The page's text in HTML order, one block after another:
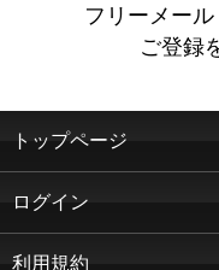
フリーメー
ご登録
トップページ
ログイン
利用規約